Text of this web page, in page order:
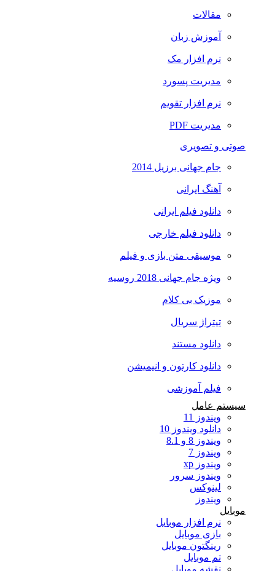
مقالات
آموزش زبان
نرم افزار مک
مدیریت پسورد
نرم افزار تقویم
مدیریت PDF
صوتی و تصویری
جام جهانی برزیل 2014
آهنگ ایرانی
دانلود فیلم ایرانی
دانلود فیلم خارجی
موسیقی متن بازی و فیلم
ویژه جام جهانی 2018 روسیه
موزیک بی کلام
تیتراژ سریال
دانلود مستند
دانلود کارتون و انیمیشن
فیلم آموزشی
سیستم عامل
ویندوز 11
دانلود ویندوز 10
ویندوز 8 و 8.1
ویندوز 7
ویندوز xp
ویندوز سرور
لینوکس
ویندوز
نرم افزار موبایل
بازی موبایل
رینگتون موبایل
تم موبایل
نقشه موبایل